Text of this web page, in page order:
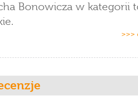
Bonowicza w kategorii
>>>